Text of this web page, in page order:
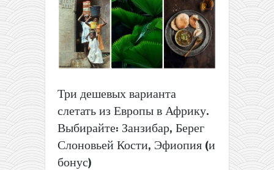
Азию
Африку
Три дешевых варианта
слетать из Европы в Африку.
Выбирайте: Занзибар, Берег
Слоновьей Кости, Эфиопия (и
бонус)